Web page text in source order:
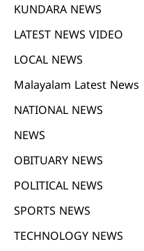
KUNDARA NEWS
LATEST NEWS VIDEO
LOCAL NEWS
Malayalam Latest News
NATIONAL NEWS
NEWS
OBITUARY NEWS
POLITICAL NEWS
SPORTS NEWS
TECHNOLOGY NEWS